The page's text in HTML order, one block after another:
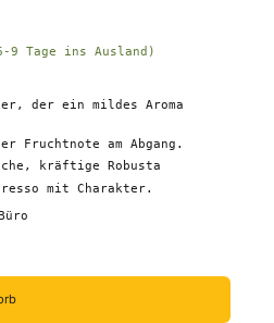
Tage ins Ausland)
der ein mildes Aroma
Fruchtnote am Abgang.
kräftige Robusta
mit Charakter.